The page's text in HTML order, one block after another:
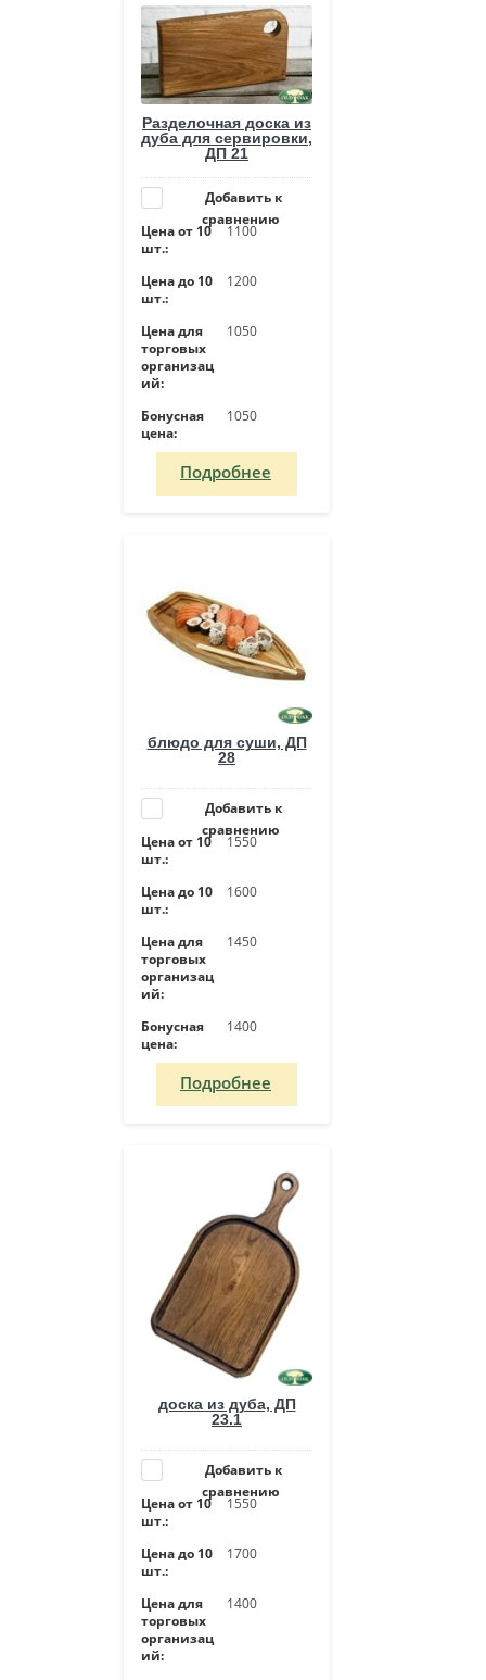
Разделочная доска из
дуба для сервировки,
ДП 21
Добавить к
сравнению
Цена от 10
шт.:
1100
Цена до 10
шт.:
1200
Цена для
торговых
организац
ий:
1050
Бонусная
цена:
1050
Подробнее
блюдо для суши, ДП
28
Добавить к
сравнению
Цена от 10
шт.:
1550
Цена до 10
шт.:
1600
Цена для
торговых
организац
ий:
1450
Бонусная
цена:
1400
Подробнее
доска из дуба, ДП
23.1
Добавить к
сравнению
Цена от 10
шт.:
1550
Цена до 10
шт.:
1700
Цена для
торговых
организац
ий:
1400